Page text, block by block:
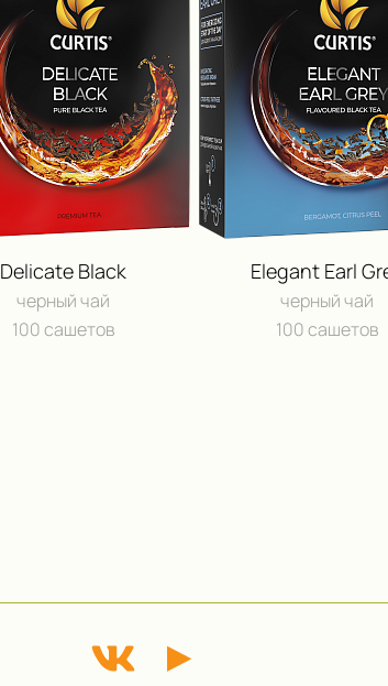
Delicate Black
черный чай
100 сашетов
Elegant Earl
черный чай
100 сашетов